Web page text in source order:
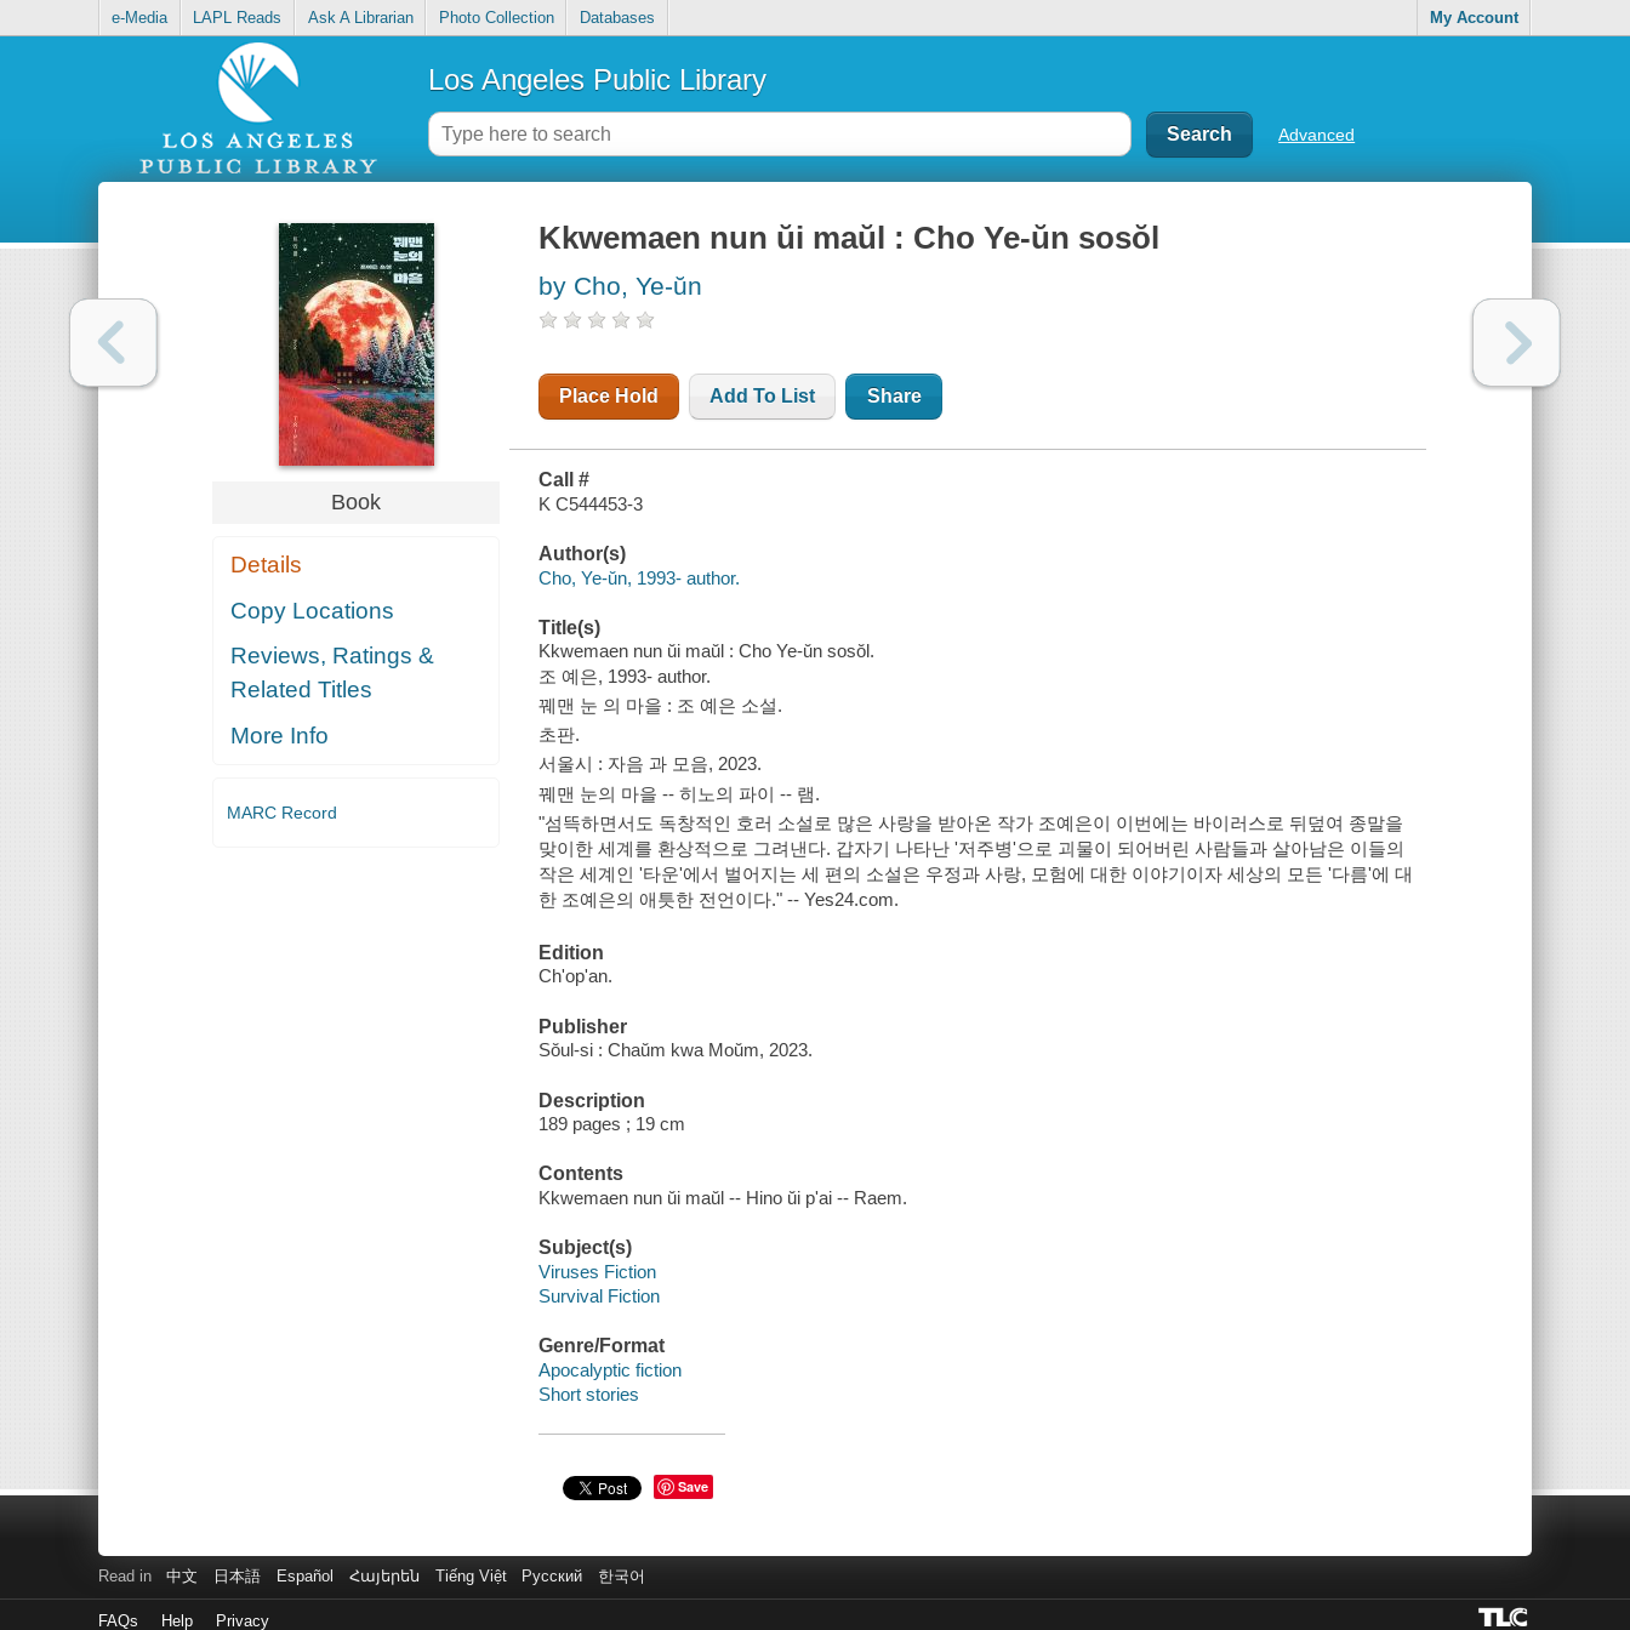
e-Media LAPL Reads Ask A Librarian Photo Collection Databases My Account
Los Angeles Public Library
Advanced
Book
Details
Copy Locations
Reviews, Ratings &
Related Titles
More Info
MARC Record
Kkwemaen nun ŭi maŭl : Cho Ye-ŭn sosŏl
by Cho, Ye-ŭn
Place Hold Add To List Share
Call #
K C544453-3
Author(s)
Cho, Ye-ŭn, 1993- author.
Title(s)
Kkwemaen nun ŭi maŭl : Cho Ye-ŭn sosŏl.
조 예은, 1993- author.
꿰맨 눈 의 마을 : 조 예은 소설.
초판.
서울시 : 자음 과 모음, 2023.
꿰맨 눈의 마을 -- 히노의 파이 -- 램.
"섬뜩하면서도 독창적인 호러 소설로 많은 사랑을 받아온 작가 조예은이 이번에는 바이러스로 뒤덮여 종말을
맞이한 세계를 환상적으로 그려낸다. 갑자기 나타난 '저주병'으로 괴물이 되어버린 사람들과 살아남은 이들의
작은 세계인 '타운'에서 벌어지는 세 편의 소설은 우정과 사랑, 모험에 대한 이야기이자 세상의 모든 '다름'에 대
한 조예은의 애틋한 전언이다." -- Yes24.com.
Edition
Ch'op'an.
Publisher
Sŏul-si : Chaŭm kwa Moŭm, 2023.
Description
189 pages ; 19 cm
Contents
Kkwemaen nun ŭi maŭl -- Hino ŭi p'ai -- Raem.
Subject(s)
Viruses Fiction
Survival Fiction
Genre/Format
Apocalyptic fiction
Short stories
Save
Read in 中文 日本語 Español Հայերեն Tiếng Việt Русский 한국어
FAQs Help Privacy